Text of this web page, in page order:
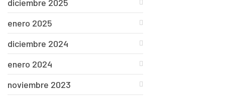
diciembre 2025
enero 2025
diciembre 2024
enero 2024
noviembre 2023